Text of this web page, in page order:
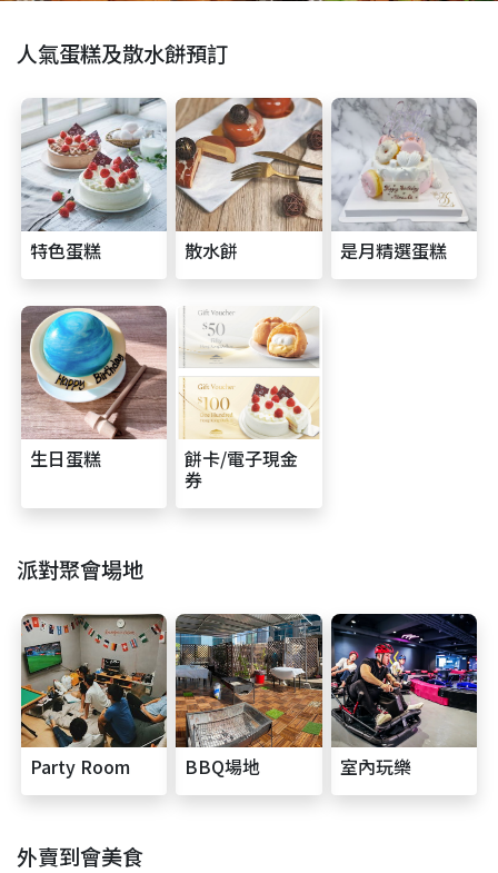
人氣蛋糕及散水餅預訂
特色蛋糕 散水餅 是月精選蛋糕
生日蛋糕 餅卡/電子現金
券
派對聚會場地
Party Room BBQ場地 室內玩樂
外賣到會美食